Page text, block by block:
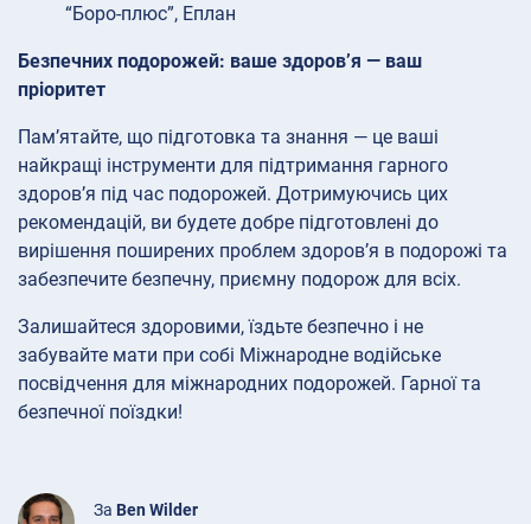
“Боро-плюс”, Еплан
Безпечних подорожей: ваше здоров’я — ваш
пріоритет
Пам’ятайте, що підготовка та знання — це ваші
найкращі інструменти для підтримання гарного
здоров’я під час подорожей. Дотримуючись цих
рекомендацій, ви будете добре підготовлені до
вирішення поширених проблем здоров’я в подорожі та
забезпечите безпечну, приємну подорож для всіх.
Залишайтеся здоровими, їздьте безпечно і не
забувайте мати при собі Міжнародне водійське
посвідчення для міжнародних подорожей. Гарної та
безпечної поїздки!
За Ben Wilder